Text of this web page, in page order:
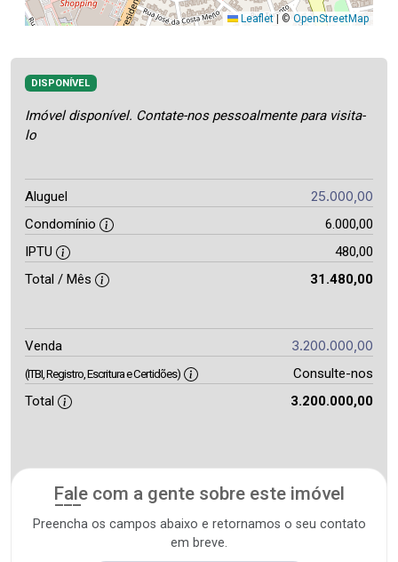
Leaflet | © OpenStreetMap
DISPONÍVEL
Imóvel disponível. Contate-nos pessoalmente para visita-
lo
Aluguel 25.000,00
Condomínio
6.000,00
IPTU
480,00
Total / Mês
31.480,00
Venda 3.200.000,00
(ITBI, Registro, Escritura e Certidões)
Consulte-nos
Total
3.200.000,00
Fale com a gente sobre este imóvel
Preencha os campos abaixo e retornamos o seu contato
em breve.